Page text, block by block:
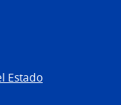
Estado